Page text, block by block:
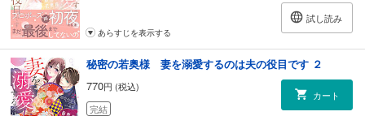
試し読み
あらすじを表示する
秘密の若奥様 妻を溺愛するのは夫の役目です ２
770円 (税込)
完結
カート